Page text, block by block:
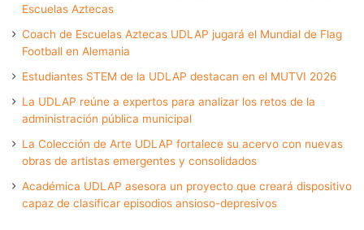
Escuelas Aztecas
Coach de Escuelas Aztecas UDLAP jugará el Mundial de Flag
Football en Alemania
Estudiantes STEM de la UDLAP destacan en el MUTVI 2026
La UDLAP reúne a expertos para analizar los retos de la
administración pública municipal
La Colección de Arte UDLAP fortalece su acervo con nuevas
obras de artistas emergentes y consolidados
Académica UDLAP asesora un proyecto que creará dispositivo
capaz de clasificar episodios ansioso-depresivos